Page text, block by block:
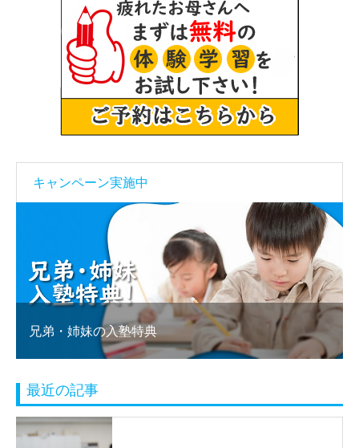
キャンペーン実施中
・姉妹の入塾特典 塾乗り
最近の記事